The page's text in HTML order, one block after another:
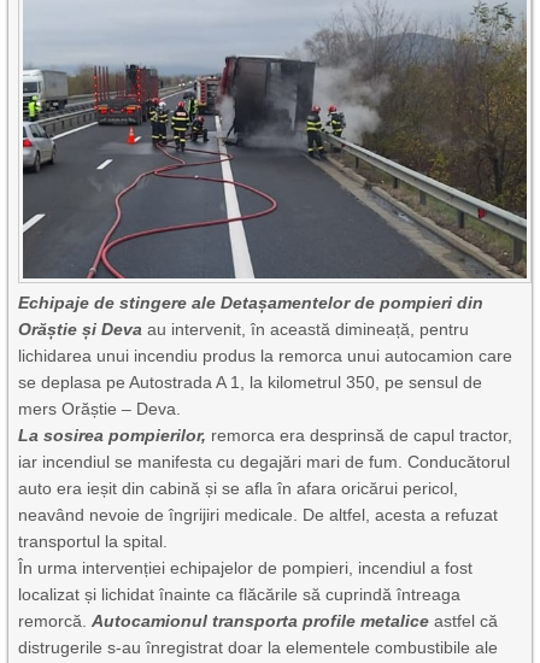
Echipaje de stingere ale Detașamentelor de pompieri din
Orăștie și Deva au intervenit, în această dimineață, pentru
lichidarea unui incendiu produs la remorca unui autocamion care
se deplasa pe Autostrada A 1, la kilometrul 350, pe sensul de
mers Orăștie – Deva.
La sosirea pompierilor, remorca era desprinsă de capul tractor,
iar incendiul se manifesta cu degajări mari de fum. Conducătorul
auto era ieșit din cabină și se afla în afara oricărui pericol,
neavând nevoie de îngrijiri medicale. De altfel, acesta a refuzat
transportul la spital.
În urma intervenției echipajelor de pompieri, incendiul a fost
localizat și lichidat înainte ca flăcările să cuprindă întreaga
remorcă.Autocamionul transporta profile metalice astfel că
distrugerile s-au înregistrat doar la elementele combustibile ale